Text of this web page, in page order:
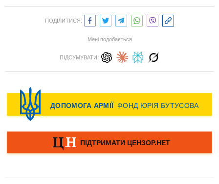
ПОДІЛИТИСЯ:
Мені подобається
ПІДСУМУВАТИ: